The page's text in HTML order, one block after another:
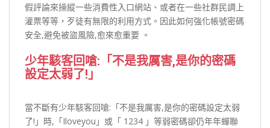
假評論來操縱一些消費性入口網站、或者在一些社群民調上
灌票等等，歹徒有無限的利用方式。因此如何強化帳號密碼
安全,避免被盜風險,愈來愈重要 。
少年駭客回嗆:「不是我厲害,是你的密碼
設定太弱了!」
當不斷有少年駭客回嗆:「不是我厲害,是你的密碼設定太弱
了!」時,「Iloveyou」或「 1234 」等弱密碼卻仍年年蟬聯